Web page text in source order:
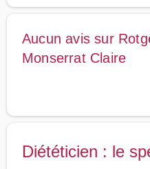
Aucun avis sur
Monserrat Claire
Diététicien : le